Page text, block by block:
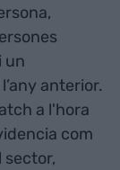
un
anterior.
a l'hora
com
sector,